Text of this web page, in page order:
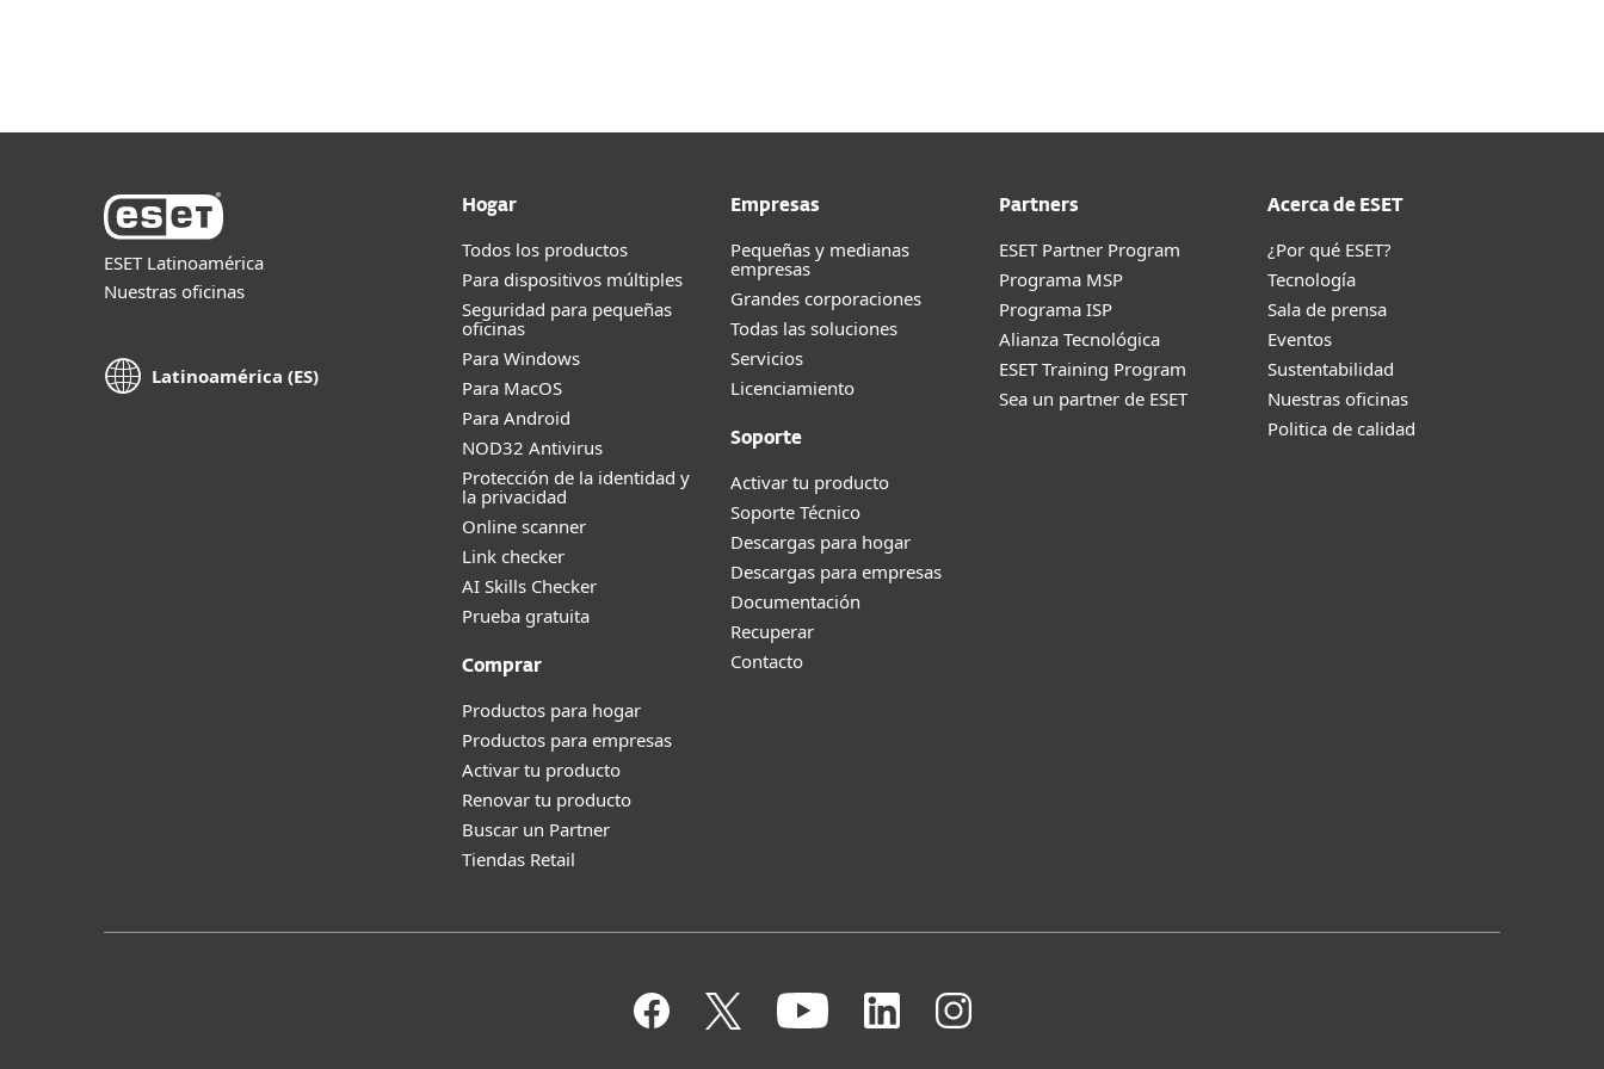
ESET Latinoamérica
Nuestras oficinas
Latinoamérica (ES)
Hogar
Todos los productos
Para dispositivos múltiples
Seguridad para pequeñas
oficinas
Para Windows
Para MacOS
Para Android
NOD32 Antivirus
Protección de la identidad y
la privacidad
Online scanner
Link checker
AI Skills Checker
Prueba gratuita
Comprar
Productos para hogar
Productos para empresas
Activar tu producto
Renovar tu producto
Buscar un Partner
Tiendas Retail
Empresas
Pequeñas y medianas
empresas
Grandes corporaciones
Todas las soluciones
Servicios
Licenciamiento
Soporte
Activar tu producto
Soporte Técnico
Descargas para hogar
Descargas para empresas
Documentación
Recuperar
Contacto
Partners
ESET Partner Program
Programa MSP
Programa ISP
Alianza Tecnológica
ESET Training Program
Sea un partner de ESET
Acerca de ESET
¿Por qué ESET?
Tecnología
Sala de prensa
Eventos
Sustentabilidad
Nuestras oficinas
Politica de calidad